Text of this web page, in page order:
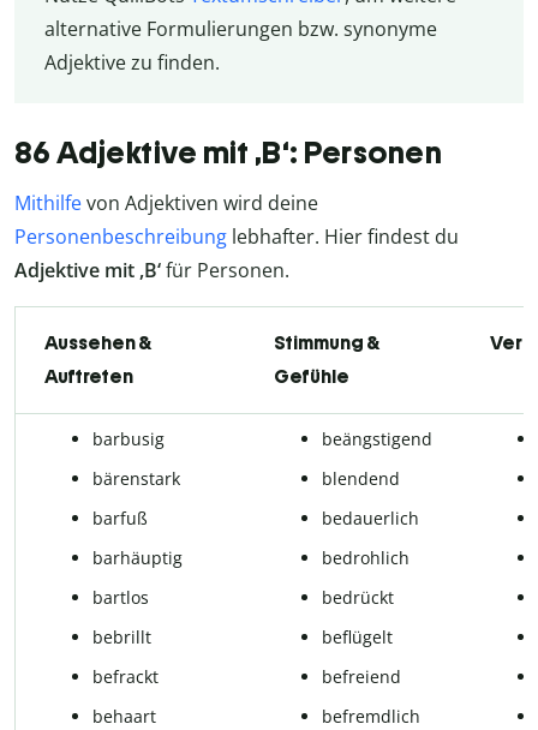
alternative Formulierungen bzw. synonyme
Adjektive zu finden.
86 Adjektive mit ,B‘: Personen
Mithilfevon Adjektiven wird deine
Personenbeschreibung lebhafter. Hier findest du
Adjektive mit ,B‘für Personen.
Aussehen &
Auftreten
Stimmung &
Gefühle
barbusig
bärenstark
barfuß
barhäuptig
bartlos
bebrillt
befrackt
behaart
beängstigend
blendend
bedauerlich
bedrohlich
bedrückt
beflügelt
befreiend
befremdlich